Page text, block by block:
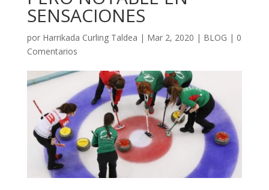
SENSACIONES
por Harrikada Curling Taldea | Mar 2, 2020 | BLOG | 0
Comentarios